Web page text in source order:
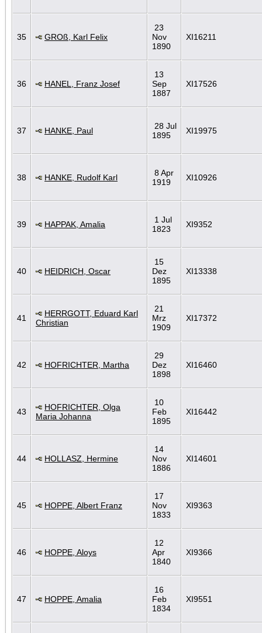
35 GROß, Karl Felix
23
Nov
1890
XI16211
36 HANEL, Franz Josef
13
Sep
1887
XI17526
37 HANKE, Paul
28 Jul
1895
XI19975
38 HANKE, Rudolf Karl
8 Apr
1919
XI10926
39 HAPPAK, Amalia
1 Jul
1823
XI9352
40 HEIDRICH, Oscar
15
Dez
1895
XI13338
41
HERRGOTT, Eduard Karl
Christian
21
Mrz
1909
XI17372
42 HOFRICHTER, Martha
29
Dez
1898
XI16460
43
HOFRICHTER, Olga
Maria Johanna
10
Feb
1895
XI16442
44 HOLLASZ, Hermine
14
Nov
1886
XI14601
45 HOPPE, Albert Franz
17
Nov
1833
XI9363
46 HOPPE, Aloys
12
Apr
1840
XI9366
47 HOPPE, Amalia
16
Feb
1834
XI9551